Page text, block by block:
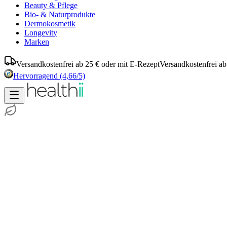
Beauty & Pflege
Bio- & Naturprodukte
Dermokosmetik
Longevity
Marken
Versandkostenfrei ab 25 € oder mit E-RezeptVersandkostenfrei
Hervorragend (4,66/5)